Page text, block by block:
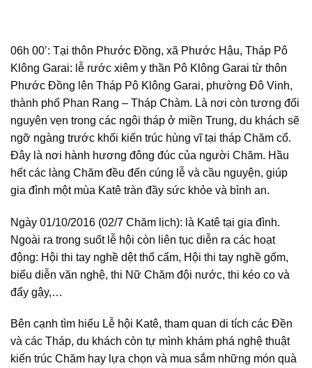
06h 00’: Tại thôn Phước Đồng, xã Phước Hậu, Tháp Pô
Klông Garai: lễ rước xiêm y thần Pô Klông Garai từ thôn
Phước Đồng lên Tháp Pô Klông Garai, phường Đô Vinh,
thành phố Phan Rang – Tháp Chàm. Là nơi còn tương đối
nguyên vẹn trong các ngôi tháp ở miền Trung, du khách sẽ
ngỡ ngàng trước khối kiến trúc hùng vĩ tại tháp Chăm cổ.
Đây là nơi hành hương đông đúc của người Chăm. Hầu
hết các làng Chăm đều đến cúng lễ và cầu nguyện, giúp
gia đình một mùa Katê tràn đầy sức khỏe và bình an.
Ngày 01/10/2016 (02/7 Chăm lịch): là Katê tại gia đình.
Ngoài ra trong suốt lễ hội còn liên tục diễn ra các hoạt
động: Hội thi tay nghề dệt thổ cẩm, Hội thi tay nghề gốm,
biểu diễn văn nghệ, thi Nữ Chăm đội nước, thi kéo co và
đẩy gậy,…
Bên cạnh tìm hiểu Lễ hội Katê, tham quan di tích các Đền
và các Tháp, du khách còn tự mình khám phá nghệ thuật
kiến trúc Chăm hay lựa chọn và mua sắm những món quà